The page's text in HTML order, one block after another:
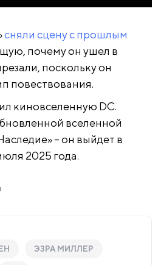
сняли сцену с прошлым
почему он ушел в
поскольку он
повествования.
киновселенную DC.
вселенной
– он выйдет в
2025 года.
ЭЗРА МИЛЛЕР